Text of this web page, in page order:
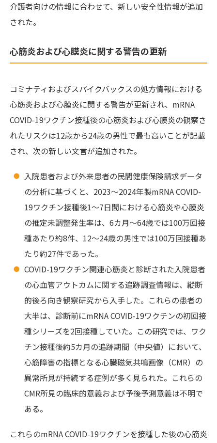
介護者向けの情報に合わせて、新しい安全性情報が追加
された。
心筋炎および心膜炎に関する警告の更新
コミナティおよびスパイクバックスの処方情報における
心筋炎および心膜炎に関する警告が更新され、mRNA
COVID-19ワクチン接種後の心筋炎および心膜炎の観察さ
れたリスクは12歳から24歳の男性で最も高いことが記載
され、次の新しい文言が追加された。
入院患者および外来患者の民間健康保険請求データ
の分析に基づくと、2023～2024年製mRNA COVID-
19ワクチン接種後1～7日間における心筋炎や心膜炎
の推定未調整発生率は、6カ月～64歳では100万回接
種あたり約8件、12～24歳の男性では100万回接種あ
たり約27件であった。
COVID-19ワクチン関連心筋炎と診断された入院患者
の心血管アウトカムに関する追跡調査情報は、縦断
的後ろ向き観察研究から入手した。これらの患者の
大半は、診断前にmRNA COVID-19ワクチンの初回接
種シリーズを2回接種していた。この研究では、ワク
チン接種後約5カ月の追跡期間（中央値）において、
心筋障害の指標となる心臓磁気共鳴画像（CMR）の
異常所見が持続する症例が多く見られた。これらの
CMR所見の臨床的意義および予後予測意義は不明で
ある。
これらのmRNA COVID-19ワクチンを接種した後の心筋炎